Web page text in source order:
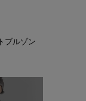
ブルゾン